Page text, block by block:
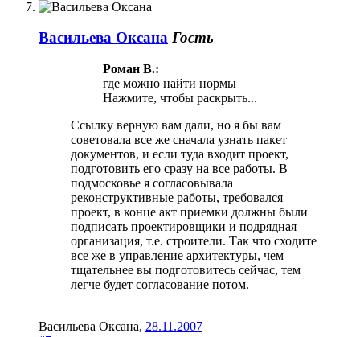
Васильева Оксана Гость
Роман В.:
где можно найти нормы
Нажмите, чтобы раскрыть...
Ссылку верную вам дали, но я бы вам
советовала все же сначала узнать пакет
документов, и если туда входит проект,
подготовить его сразу на все работы. В
подмосковье я согласовывала
реконструктивные работы, требовался
проект, в конце акт приемки должны были
подписать проектировщики и подрядная
организация, т.е. строители. Так что сходите
все же в управление архитектуры, чем
тщательнее вы подготовитесь сейчас, тем
легче будет согласование потом.
Васильева Оксана, 28.11.2007